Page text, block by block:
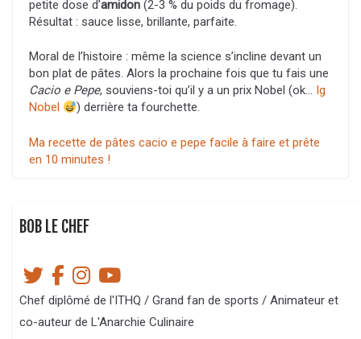
petite dose d’amidon (2-3 % du poids du fromage).
Résultat : sauce lisse, brillante, parfaite.
Moral de l’histoire : même la science s’incline devant un
bon plat de pâtes. Alors la prochaine fois que tu fais une
Cacio e Pepe, souviens-toi qu’il y a un prix Nobel (ok… Ig
Nobel
) derrière ta fourchette.
Ma recette de pâtes cacio e pepe facile à faire et prête
en 10 minutes !
BOB LE CHEF
Chef diplômé de l'ITHQ / Grand fan de sports / Animateur et
co-auteur de L'Anarchie Culinaire